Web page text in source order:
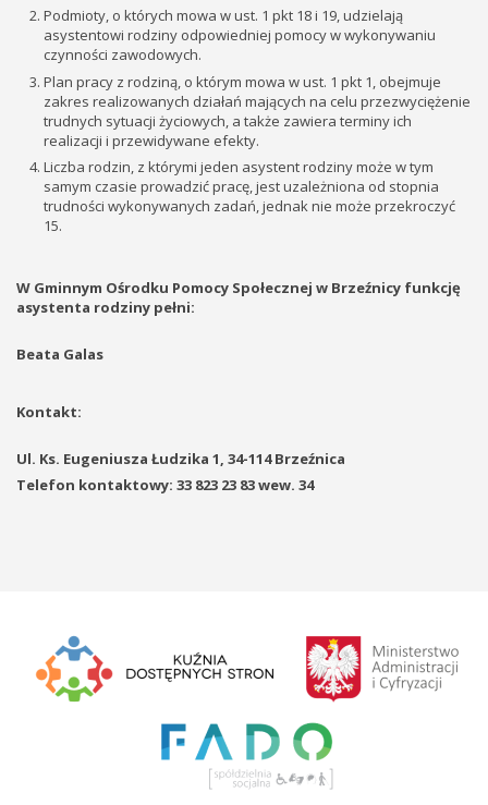
Podmioty, o których mowa w ust. 1 pkt 18 i 19, udzielają
asystentowi rodziny odpowiedniej pomocy w wykonywaniu
czynności zawodowych.
Plan pracy z rodziną, o którym mowa w ust. 1 pkt 1, obejmuje
zakres realizowanych działań mających na celu przezwyciężenie
trudnych sytuacji życiowych, a także zawiera terminy ich
realizacji i przewidywane efekty.
Liczba rodzin, z którymi jeden asystent rodziny może w tym
samym czasie prowadzić pracę, jest uzależniona od stopnia
trudności wykonywanych zadań, jednak nie może przekroczyć
15.
W Gminnym Ośrodku Pomocy Społecznej w Brzeźnicy funkcję
asystenta rodziny pełni:
Beata Galas
Kontakt:
Ul. Ks. Eugeniusza Łudzika 1, 34-114 Brzeźnica
Telefon kontaktowy: 33 823 23 83 wew. 34